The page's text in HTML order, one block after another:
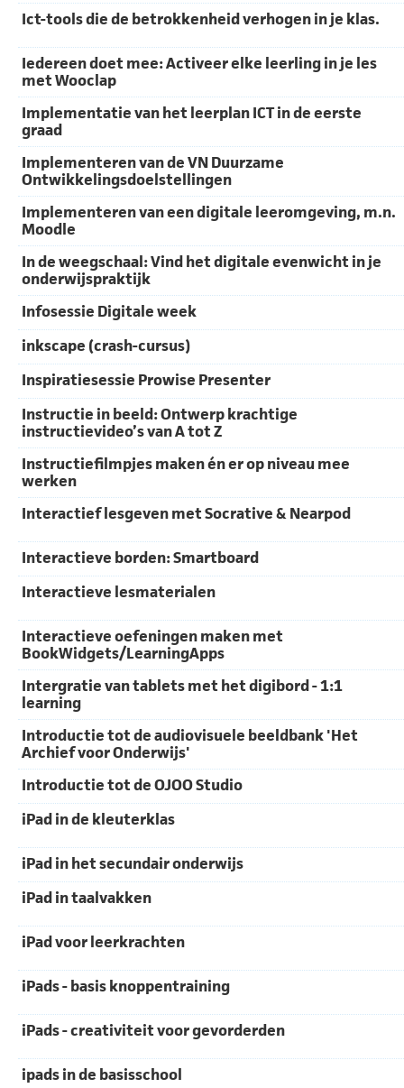
Ict-tools die de betrokkenheid verhogen in je klas.
Iedereen doet mee: Activeer elke leerling in je les
met Wooclap
Implementatie van het leerplan ICT in de eerste
graad
Implementeren van de VN Duurzame
Ontwikkelingsdoelstellingen
Implementeren van een digitale leeromgeving, m.n.
Moodle
In de weegschaal: Vind het digitale evenwicht in je
onderwijspraktijk
Infosessie Digitale week
inkscape (crash-cursus)
Inspiratiesessie Prowise Presenter
Instructie in beeld: Ontwerp krachtige
instructievideo’s van A tot Z
Instructiefilmpjes maken én er op niveau mee
werken
Interactief lesgeven met Socrative & Nearpod
Interactieve borden: Smartboard
Interactieve lesmaterialen
Interactieve oefeningen maken met
BookWidgets/LearningApps
Intergratie van tablets met het digibord - 1:1
learning
Introductie tot de audiovisuele beeldbank 'Het
Archief voor Onderwijs'
Introductie tot de OJOO Studio
iPad in de kleuterklas
iPad in het secundair onderwijs
iPad in taalvakken
iPad voor leerkrachten
iPads - basis knoppentraining
iPads - creativiteit voor gevorderden
ipads in de basisschool